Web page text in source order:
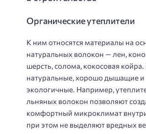
Органические утеплители
К ним относятся материалы на
натуральных волокон — лен,
шерсть, солома, кокосовая койра.
натуральные, хорошо дышащие и
экологичные. Например,
льняных волокон позволяют
комфортный микроклимат
при этом не выделяют вредных